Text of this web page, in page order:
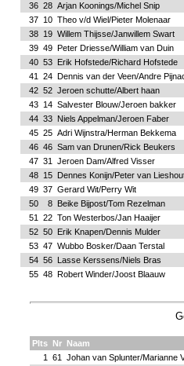
36 28 Arjan Koonings/Michel Snip
37 10 Theo v/d Wiel/Pieter Molenaar
38 19 Willem Thijsse/Janwillem Swart
39 49 Peter Driesse/William van Duin
40 53 Erik Hofstede/Richard Hofstede
41
24 Dennis van der Veen/Andre
42 52 Jeroen schutte/Albert haan
43 14 Salvester Blouw/Jeroen bakker
44 33 Niels Appelman/Jeroen Faber
45 25 Adri Wijnstra/Herman Bekkema
46 46 Sam van Drunen/Rick Beukers
47 31
Jeroen Dam/Alfred Visser
48 15 Dennes Konijn/Peter van
49 37 Gerard Wit/Perry Wit
50
8 Beike Bijpost/Tom Rezelman
51
22 Ton Westerbos/Jan Haaijer
52 50 Erik Knapen/Dennis Mulder
53 47 Wubbo Bosker/Daan Terstal
54 56 Lasse Kerssens/Niels Bras
55 48 Robert Winder/Joost Blaauw
Plts Nr Naam
1
61
Johan van Splunter/Marianne